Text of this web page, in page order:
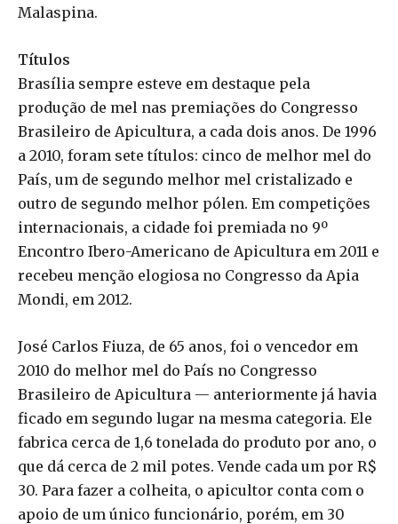
Malaspina.
Títulos
Brasília sempre esteve em destaque pela
produção de mel nas premiações do Congresso
Brasileiro de Apicultura, a cada dois anos. De 1996
a 2010, foram sete títulos: cinco de melhor mel do
País, um de segundo melhor mel cristalizado e
outro de segundo melhor pólen. Em competições
internacionais, a cidade foi premiada no 9º
Encontro Ibero-Americano de Apicultura em 2011 e
recebeu menção elogiosa no Congresso da Apia
Mondi, em 2012.
José Carlos Fiuza, de 65 anos, foi o vencedor em
2010 do melhor mel do País no Congresso
Brasileiro de Apicultura — anteriormente já havia
ficado em segundo lugar na mesma categoria. Ele
fabrica cerca de 1,6 tonelada do produto por ano, o
que dá cerca de 2 mil potes. Vende cada um por R$
30. Para fazer a colheita, o apicultor conta com o
apoio de um único funcionário, porém, em 30